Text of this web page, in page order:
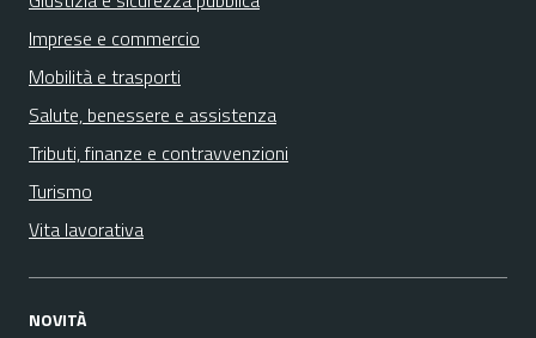
Imprese e commercio
Mobilità e trasporti
Salute, benessere e assistenza
Tributi, finanze e contravvenzioni
Turismo
Vita lavorativa
NOVITÀ